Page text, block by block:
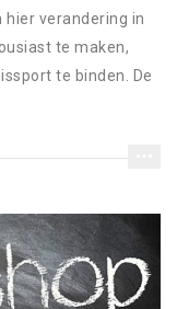
verandering in
te maken,
te binden. De